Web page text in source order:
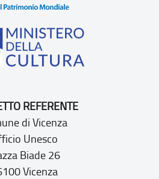
REFERENTE
di Vicenza
Unesco
Biade 26
Vicenza